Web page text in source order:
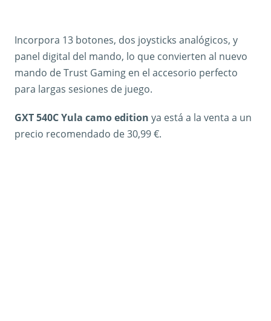
Incorpora 13 botones, dos joysticks analógicos, y
panel digital del mando, lo que convierten al nuevo
mando de Trust Gaming en el accesorio perfecto
para largas sesiones de juego.
GXT 540C Yula camo edition ya está a la venta a un
precio recomendado de 30,99 €.